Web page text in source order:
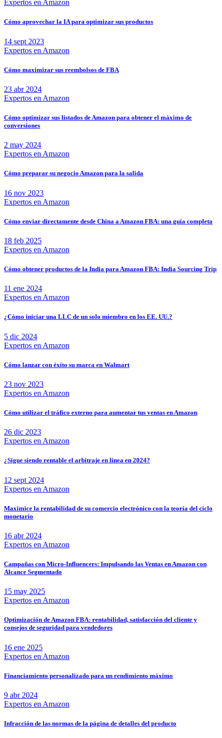
Expertos en Amazon
Cómo aprovechar la IA para optimizar sus productos
14 sept 2023
Expertos en Amazon
Cómo maximizar sus reembolsos de FBA
23 abr 2024
Expertos en Amazon
Cómo optimizar sus listados de Amazon para obtener el máximo de
conversiones
2 may 2024
Expertos en Amazon
Cómo preparar su negocio Amazon para la salida
16 nov 2023
Expertos en Amazon
Cómo enviar directamente desde China a Amazon FBA: una guía completa
18 feb 2025
Expertos en Amazon
Cómo obtener productos de la India para Amazon FBA: India Sourcing Trip
11 ene 2024
Expertos en Amazon
¿Cómo iniciar una LLC de un solo miembro en los EE. UU.?
5 dic 2024
Expertos en Amazon
Cómo lanzar con éxito su marca en Walmart
23 nov 2023
Expertos en Amazon
Cómo utilizar el tráfico externo para aumentar tus ventas en Amazon
26 dic 2023
Expertos en Amazon
¿Sigue siendo rentable el arbitraje en línea en 2024?
12 sept 2024
Expertos en Amazon
Maximice la rentabilidad de su comercio electrónico con la teoría del ciclo
monetario
16 abr 2024
Expertos en Amazon
Campañas con Micro-Influencers: Impulsando las Ventas en Amazon con
Alcance Segmentado
15 may 2025
Expertos en Amazon
Optimización de Amazon FBA: rentabilidad, satisfacción del cliente y
consejos de seguridad para vendedores
16 ene 2025
Expertos en Amazon
Financiamiento personalizado para un rendimiento máximo
9 abr 2024
Expertos en Amazon
Infracción de las normas de la página de detalles del producto